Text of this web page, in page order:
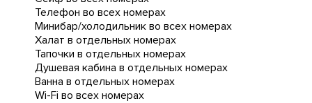
Телефон во всех номерах
Минибар/холодильник во всех номерах
Халат в отдельных номерах
Тапочки в отдельных номерах
Душевая кабина в отдельных номерах
Ванна в отдельных номерах
Wi-Fi во всех номерах